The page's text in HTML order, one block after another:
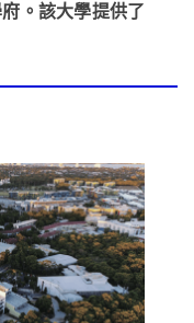
。該大學提供了